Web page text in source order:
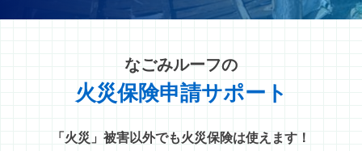
なごみルーフの
火災保険申請サポート
「火災」被害以外でも火災保険は使えます！